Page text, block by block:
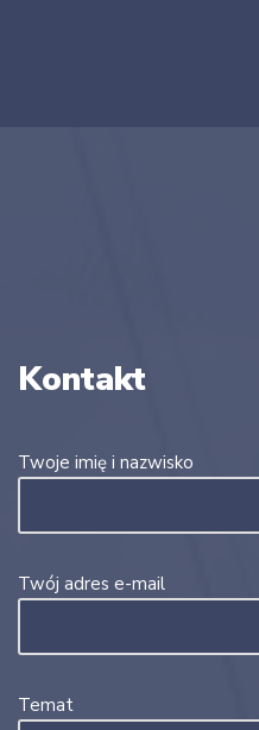
Kontakt
Twoje imię i nazwisko
Twój adres e-mail
Temat